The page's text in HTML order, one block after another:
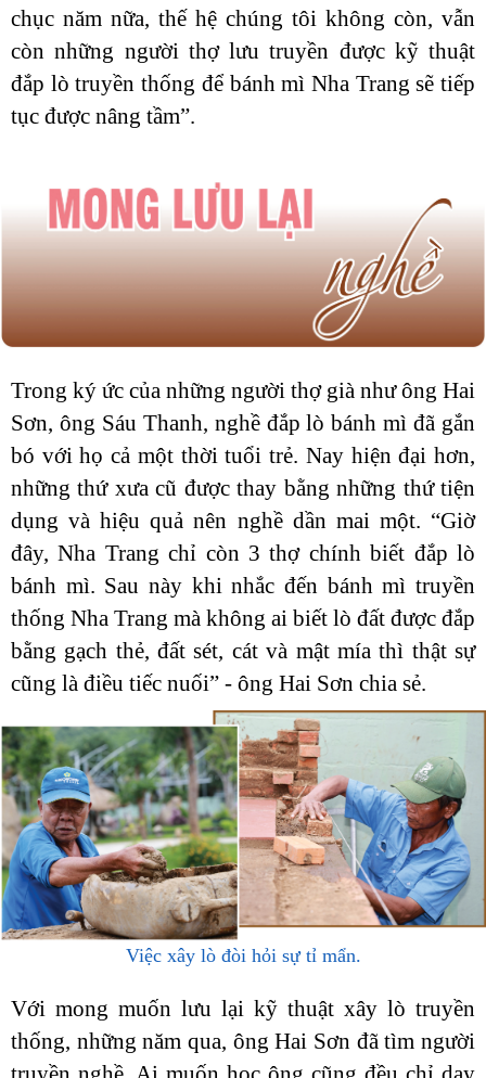
chục năm nữa, thế hệ chúng tôi không còn, vẫn
còn những người thợ lưu truyền được kỹ thuật
đắp lò truyền thống để bánh mì Nha Trang sẽ tiếp
tục được nâng tầm”.
Trong ký ức của những người thợ già như ông Hai
Sơn, ông Sáu Thanh, nghề đắp lò bánh mì đã gắn
bó với họ cả một thời tuổi trẻ. Nay hiện đại hơn,
những thứ xưa cũ được thay bằng những thứ tiện
dụng và hiệu quả nên nghề dần mai một. “Giờ
đây, Nha Trang chỉ còn 3 thợ chính biết đắp lò
bánh mì. Sau này khi nhắc đến bánh mì truyền
thống Nha Trang mà không ai biết lò đất được đắp
bằng gạch thẻ, đất sét, cát và mật mía thì thật sự
cũng là điều tiếc nuối” - ông Hai Sơn chia sẻ.
Việc xây lò đòi hỏi sự tỉ mẩn.
Với mong muốn lưu lại kỹ thuật xây lò truyền
thống, những năm qua, ông Hai Sơn đã tìm người